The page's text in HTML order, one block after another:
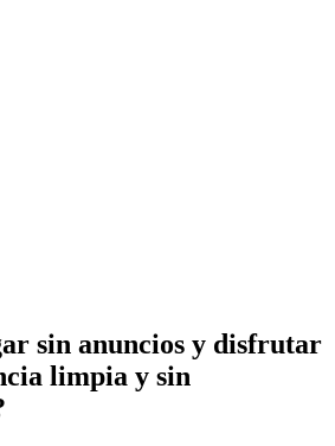
sin anuncios y disfrutar
limpia y sin